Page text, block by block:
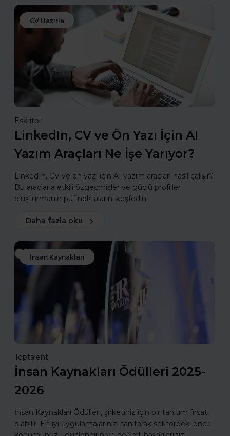
CV Hazırla
Eskritor
LinkedIn, CV ve Ön Yazı İçin AI
Yazım Araçları Ne İşe Yarıyor?
LinkedIn, CV ve ön yazı için AI yazım araçları nasıl çalışır?
Bu araçlarla etkili özgeçmişler ve güçlü profiller
oluşturmanın püf noktalarını keşfedin.
Daha fazla oku
İnsan Kaynakları
Toptalent
İnsan Kaynakları Ödülleri 2025-
2026
İnsan Kaynakları Ödülleri, şirketiniz için bir tanıtım fırsatı
olabilir. En iyi uygulamalarınızı tanıtarak sektördeki öncü